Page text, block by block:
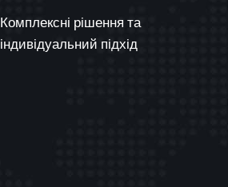
Комплексні рішення та
індивідуальний підхід